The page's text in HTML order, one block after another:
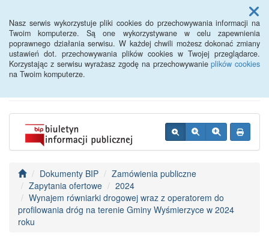
Nasz serwis wykorzystuje pliki cookies do przechowywania informacji na
Twoim komputerze. Są one wykorzystywane w celu zapewnienia
poprawnego działania serwisu. W każdej chwili możesz dokonać zmiany
ustawień dot. przechowywania plików cookies w Twojej przeglądarce.
Korzystając z serwisu wyrażasz zgodę na przechowywanieplików cookies
na Twoim komputerze.
Menu
BIP - Urząd Miejski
Wyśmierzyce
Dokumenty BIP
Zamówienia publiczne
Zapytania ofertowe
2024
Wynajem równiarki drogowej wraz z operatorem do
profilowania dróg na terenie Gminy Wyśmierzyce w 2024
roku